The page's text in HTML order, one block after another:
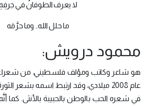
لا يعرف الطوفانُ في
ما حلل الله.. وما حرَّمَه
محمود درويش:
هو شاعر وكاتب ومؤلف فلسطيني، من شعراء
عام 2008 ميلادي، وقد ارتبط اسمه بشعر
في شعره الحب بالوطن بالحبيبة بالأنثى. كما